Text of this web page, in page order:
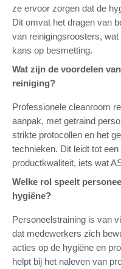
ze ervoor zorgen dat de
Dit omvat het dragen van
van reinigingsroosters,
kans op besmetting.
Wat zijn de voordelen
reiniging?
Professionele cleanroom
aanpak, met getraind
strikte protocollen en het
technieken. Dit leidt tot
productkwaliteit, iets wat
Welke rol speelt
hygiëne?
Personeelstraining is van
dat medewerkers zich
acties op de hygiëne en
helpt bij het naleven van